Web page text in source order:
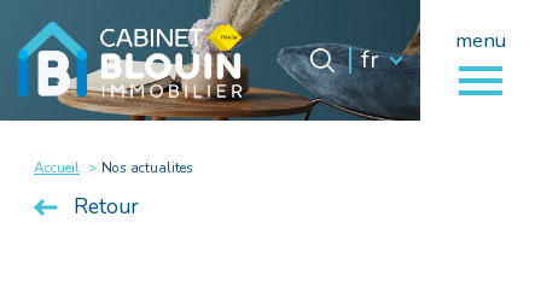
menu
Langue
fr
Accueil 0 Langue
fr
Accueil Nos actualites
Retour